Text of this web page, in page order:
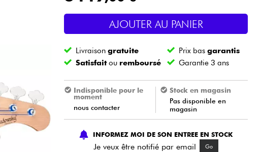
Sono
Vents
Câbles & Access.
AJOUTER AU PANIER
Livraisongratuite Prix bas garantis
Satisfaitou remboursé Garantie 3 ans
Indisponible pour le
moment
nous contacter
Stock en magasin
Pas disponible en
magasin
INFORMEZ MOI DE SON ENTREE EN STOCK
Je veux être notifié par email Go